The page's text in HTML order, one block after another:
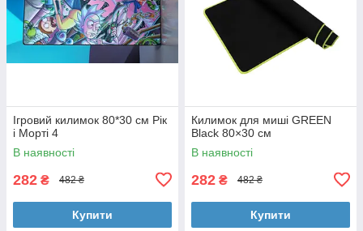
Ігровий килимок 80*30 см Рік
і Морті 4
В наявності
282 ₴ 482 ₴
Купити
Килимок для миші GREEN
Black 80×30 см
В наявності
282 ₴ 482 ₴
Купити